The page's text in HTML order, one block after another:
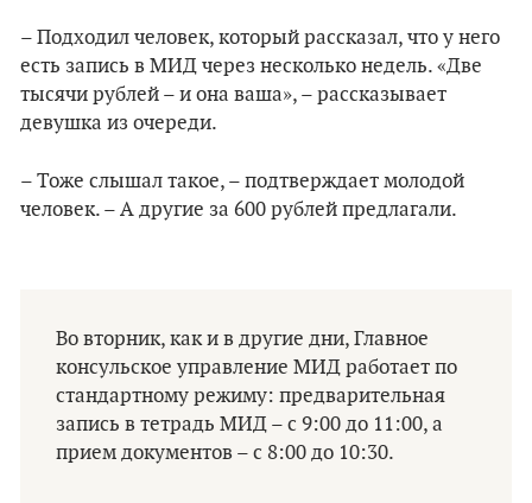
– Подходил человек, который рассказал, что у него
есть запись в МИД через несколько недель. «Две
тысячи рублей – и она ваша», – рассказывает
девушка из очереди.
– Тоже слышал такое, – подтверждает молодой
человек. – А другие за 600 рублей предлагали.
Во вторник, как и в другие дни, Главное
консульское управление МИД работает по
стандартному режиму: предварительная
запись в тетрадь МИД – с 9:00 до 11:00, а
прием документов – с 8:00 до 10:30.